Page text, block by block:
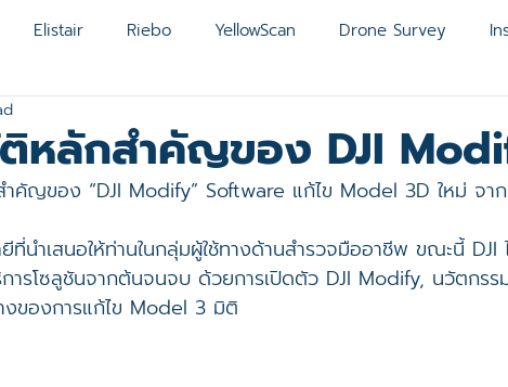
Elistair Riebo YellowScan Drone Survey
2 Mavic 3 Enterprise Mavic 3 Multispectral
L2 DJI P1 โดรนสำรวจ SenseHawk Smart City
ลักสำคัญของ DJI
ญของ “DJI Modify” Software แก้ไข Model 3D ใหม่ จา
ที่นำเสนอให้ท่านในกลุ่มผู้ใช้ทางด้านสำรวจมืออาชีพ ขณะนี้ DJI
การโซลูชันจากต้นจนจบ ด้วยการเปิดตัว DJI Modify, นวัตกร
งของการแก้ไข Model 3 มิติ